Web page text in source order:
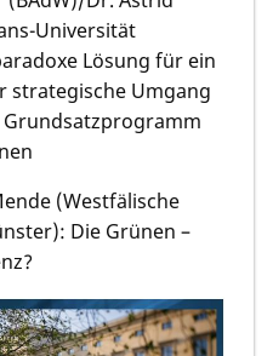
Universität
Lösung für ein
strategische Umgang
(Westfälische
Die Grünen –